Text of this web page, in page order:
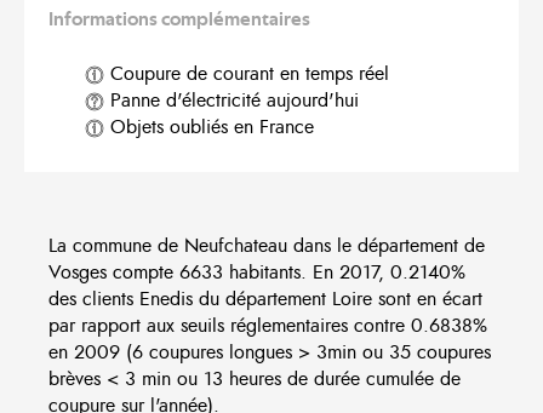
Informations complémentaires
Coupure de courant en temps réel
Panne d'électricité aujourd'hui
Objets oubliés en France
La commune de Neufchateau dans le département de
Vosges compte 6633 habitants. En 2017, 0.2140%
des clients Enedis du département Loire sont en écart
par rapport aux seuils réglementaires contre 0.6838%
en 2009 (6 coupures longues > 3min ou 35 coupures
brèves < 3 min ou 13 heures de durée cumulée de
coupure sur l'année).